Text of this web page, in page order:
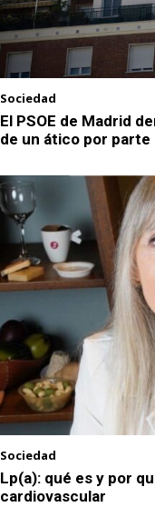
Sociedad
El PSOE de Madrid
de un ático por parte
Sociedad
Lp(a): qué es y por
cardiovascular